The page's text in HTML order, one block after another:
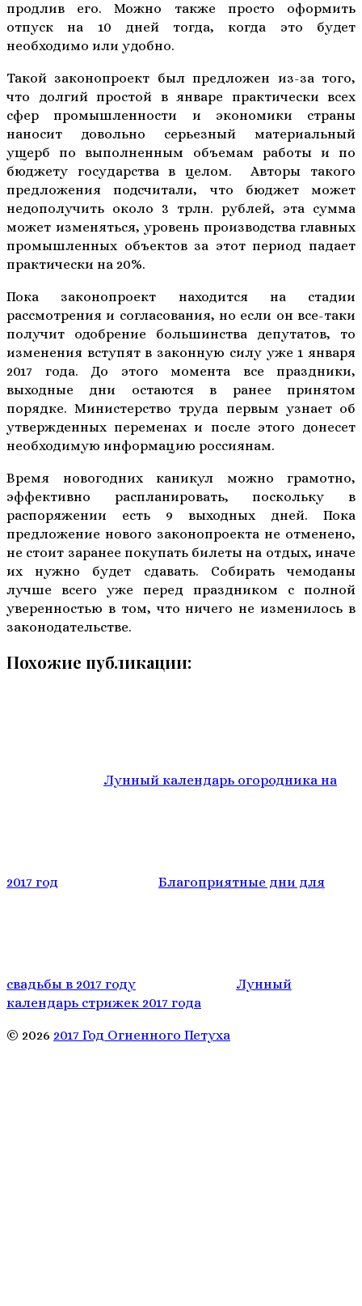
продлив его. Можно также просто оформить
отпуск на 10 дней тогда, когда это будет
необходимо или удобно.
Такой законопроект был предложен из-за того,
что долгий простой в январе практически всех
сфер промышленности и экономики страны
наносит довольно серьезный материальный
ущерб по выполненным объемам работы и по
бюджету государства в целом. Авторы такого
предложения подсчитали, что бюджет может
недополучить около 3 трлн. рублей, эта сумма
может изменяться, уровень производства главных
промышленных объектов за этот период падает
практически на 20%.
Пока законопроект находится на стадии
рассмотрения и согласования, но если он все-таки
получит одобрение большинства депутатов, то
изменения вступят в законную силу уже 1 января
2017 года. До этого момента все праздники,
выходные дни остаются в ранее принятом
порядке. Министерство труда первым узнает об
утвержденных переменах и после этого донесет
необходимую информацию россиянам.
Время новогодних каникул можно грамотно,
эффективно распланировать, поскольку в
распоряжении есть 9 выходных дней. Пока
предложение нового законопроекта не отменено,
не стоит заранее покупать билеты на отдых, иначе
их нужно будет сдавать. Собирать чемоданы
лучше всего уже перед праздником с полной
уверенностью в том, что ничего не изменилось в
законодательстве.
Похожие публикации:
Лунный календарь огородника на
2017 год Благоприятные дни для
свадьбы в 2017 году
Лунный
календарь стрижек 2017 года
© 2026 2017 Год Огненного Петуха